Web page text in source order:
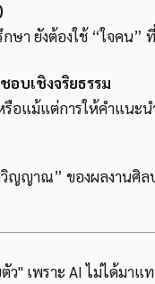
า ยังต้องใช้ “ใจคน”
บเชิงจริยธรรม
อแม้แต่การให้คำแนะ
ญญาณ” ของผลงานศิ
" เพราะ AI ไม่ได้มาแ